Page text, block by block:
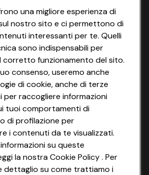
BOLOGNA
Imprese di
PARTITA IVA
SOC. COOP.
servizio gestito da
S.r.l.
Sommacampagna (VR)
4737/10
n. 6006000083/F
una migliore esperienza di
nostro sito e ci permettono di
interessanti per te. Quelli
sono indispensabili per
corretto funzionamento del sito.
consenso, useremo anche
di cookie, anche di terze
per raccogliere informazioni
tuoi comportamenti di
di profilazione per
i contenuti da te visualizzati.
su queste
la nostra Cookie Policy . Per
dettaglio su come trattiamo i